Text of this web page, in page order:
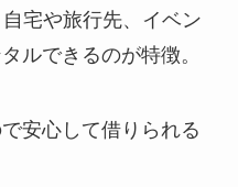
宅や旅行先、イベン
ルできるのが特徴。
安心して借りられる